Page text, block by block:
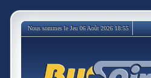
Nous sommes le Jeu 06 Août 2026 18:55